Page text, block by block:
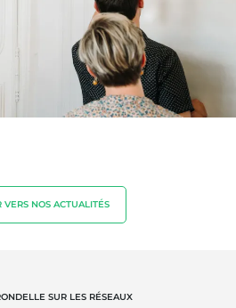
des entreprises
climatique
VERS NOS ACTUALITÉS
SUR LES RÉSEAUX